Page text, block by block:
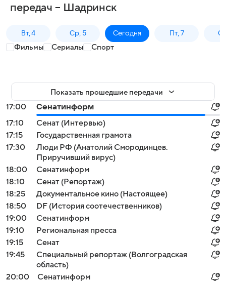
передач – Шадринск
Вт, 4 Ср, 5 Сегодня Пт, 7
Фильмы Сериалы Спорт
Показать прошедшие передачи
17:00
Сенатинформ
17:10
Сенат (Интервью)
17:15
Государственная грамота
17:30
Люди РФ (Анатолий Смородинцев.
Приручивший вирус)
18:00
Сенатинформ
18:10
Сенат (Репортаж)
18:25
Документальное кино (Настоящее)
18:50
DF (История соотечественников)
19:00
Сенатинформ
19:10
Региональная пресса
19:15
Сенат
19:45
Специальный репортаж (Волгоградская
область)
20:00
Сенатинформ